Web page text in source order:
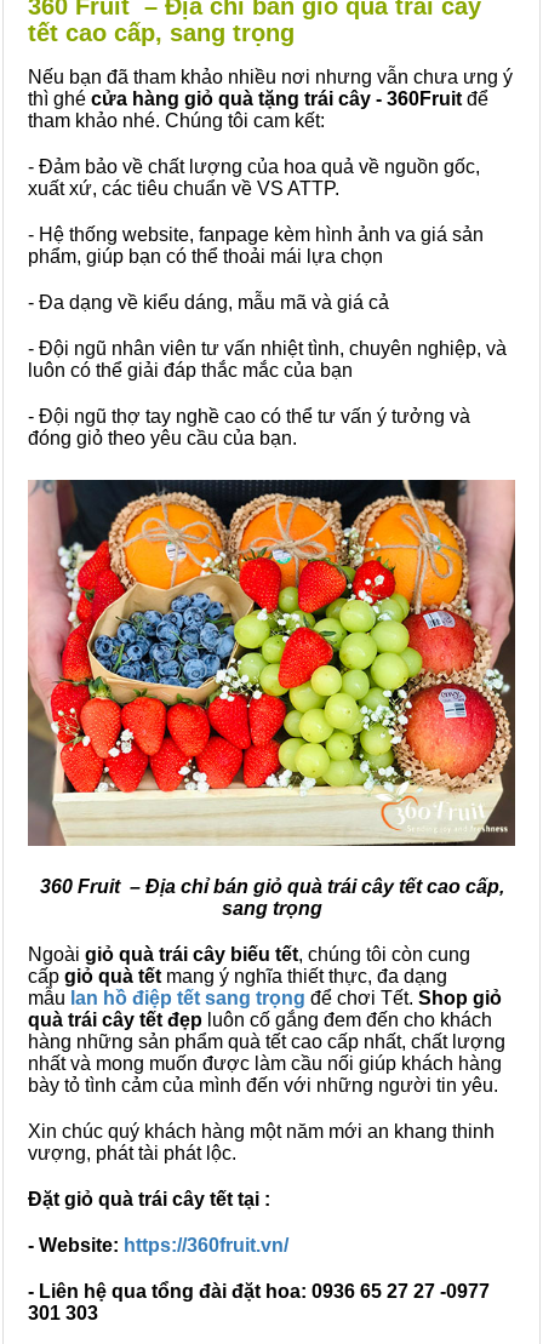
360 Fruit – Địa chỉ bán giỏ quà trái cây
tết cao cấp, sang trọng
Nếu bạn đã tham khảo nhiều nơi nhưng vẫn chưa ưng ý
thì ghé cửa hàng giỏ quà tặng trái cây - 360Fruit để
tham khảo nhé. Chúng tôi cam kết:
- Đảm bảo về chất lượng của hoa quả về nguồn gốc,
xuất xứ, các tiêu chuẩn về VS ATTP.
- Hệ thống website, fanpage kèm hình ảnh va giá sản
phẩm, giúp bạn có thể thoải mái lựa chọn
- Đa dạng về kiểu dáng, mẫu mã và giá cả
- Đội ngũ nhân viên tư vấn nhiệt tình, chuyên nghiệp, và
luôn có thể giải đáp thắc mắc của bạn
- Đội ngũ thợ tay nghề cao có thể tư vấn ý tưởng và
đóng giỏ theo yêu cầu của bạn.
360 Fruit – Địa chỉ bán giỏ quà trái cây tết cao cấp,
sang trọng
Ngoài giỏ quà trái cây biếu tết, chúng tôi còn cung
cấp giỏ quà tết mang ý nghĩa thiết thực, đa dạng
mẫu lan hồ điệp tết sang trọng để chơi Tết. Shop giỏ
quà trái cây tết đẹp luôn cố gắng đem đến cho khách
hàng những sản phẩm quà tết cao cấp nhất, chất lượng
nhất và mong muốn được làm cầu nối giúp khách hàng
bày tỏ tình cảm của mình đến với những người tin yêu.
Xin chúc quý khách hàng một năm mới an khang thinh
vượng, phát tài phát lộc.
Đặt giỏ quà trái cây tết tại :
- Website: https://360fruit.vn/
- Liên hệ qua tổng đài đặt hoa: 0936 65 27 27 -0977
301 303